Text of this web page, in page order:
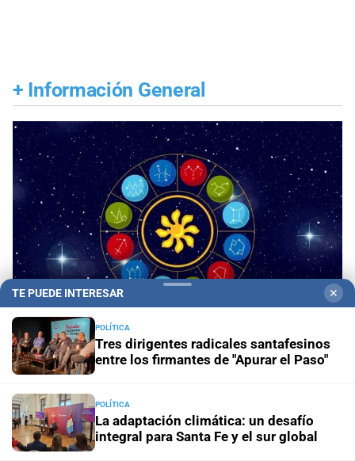
+ Información General
Panorama astrológico Horóscopo de hoy 8 de
Horóscopo del díaHoróscopo de hoy para Piscis: 08 de
agosto de 2026
TE PUEDE INTERESAR ✕
POLÍTICA
Tres dirigentes radicales santafesinos
entre los firmantes de "Apurar el Paso"
POLÍTICA
La adaptación climática: un desafío
integral para Santa Fe y el sur global